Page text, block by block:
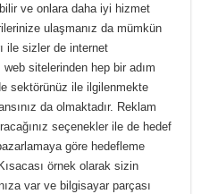
ve onlara daha iyi hizmet
ulaşmanız da mümkün
ile sizler de internet
web sitelerinden hep bir adım
sektörünüz ile ilgilenmekte
da olmaktadır. Reklam
seçenekler ile de hedef
göre hedefleme
örnek olarak sizin
var ve bilgisayar parçası